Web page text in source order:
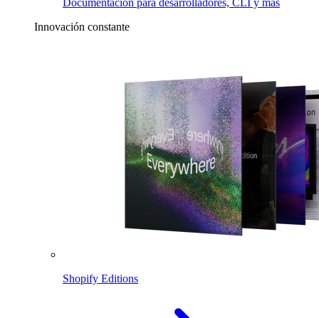
Documentación para desarrolladores, CLI y más
Innovación constante
Shopify Editions